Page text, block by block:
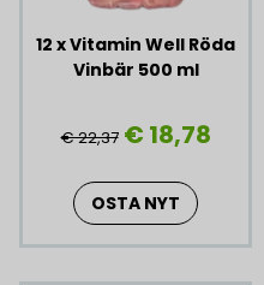
12 x Vitamin Well Röda
Vinbär 500 ml
€ 22,37 € 18,78
OSTA NYT